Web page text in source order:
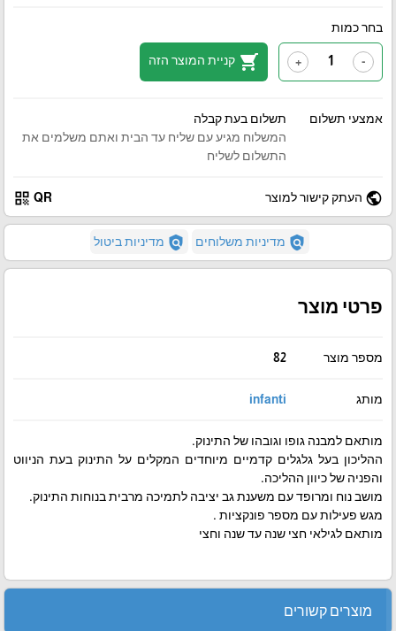
בחר כמות
-
+
shopping_cart קניית המוצר הזה
אמצעי תשלום
תשלום בעת קבלה
המשלוח מגיע עם שליח עד הבית ואתם משלמים את
התשלום לשליח
public העתק קישור למוצר QR
qr_code
policy מדיניות משלוחים policy מדיניות ביטול
פרטי מוצר
מספר מוצר 82
מותג infanti
מותאם למבנה גופו וגובהו של התינוק.
ההליכון בעל גלגלים קדמיים מיוחדים המקלים על התינוק בעת הניווט
והפניה של כיוון ההליכה.
מושב נוח ומרופד עם משענת גב יציבה לתמיכה מרבית בנוחות התינוק.
מגש פעילות עם מספר פונקציות .
מותאם לגילאי חצי שנה עד שנה וחצי
מוצרים קשורים